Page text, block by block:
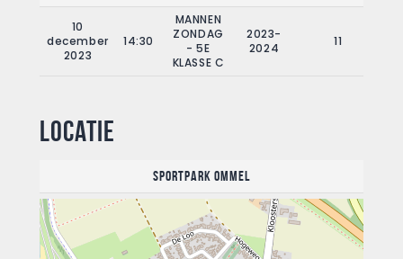
10
december
2023
14:30
MANNEN
ZONDAG
- 5E
KLASSE C
2023-
2024
11
Locatie
Sportpark Ommel